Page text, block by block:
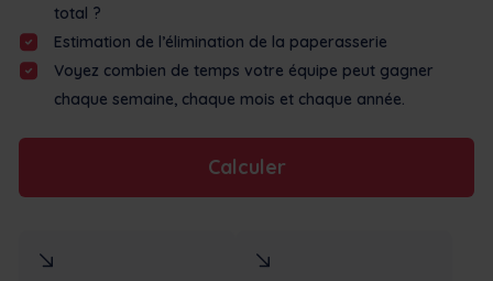
total ?
Estimation de l’élimination de la paperasserie
Voyez combien de temps votre équipe peut gagner
chaque semaine, chaque mois et chaque année.
Calculer